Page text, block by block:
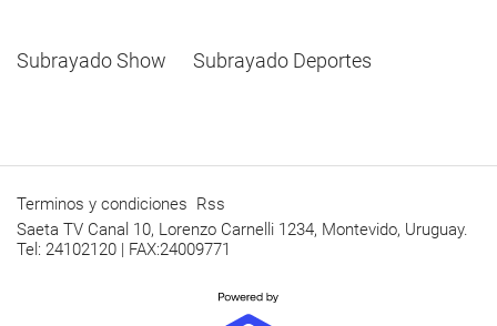
Subrayado Show Subrayado Deportes
Terminos y condiciones Rss
Saeta TV Canal 10, Lorenzo Carnelli 1234, Montevido, Uruguay.
Tel: 24102120 | FAX:24009771